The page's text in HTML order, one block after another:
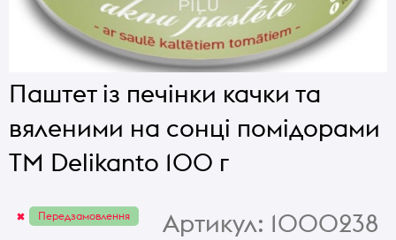
Паштет із печінки качки та
вяленими на сонці помідорами
ТМ Delikanto 100 г
Передзамовлення Артикул: 1000238